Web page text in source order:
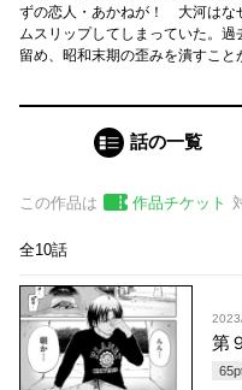
ずの恋人・あかねが！ 大河はな
ムスリップしてしまっていた。
留め、昭和末期の歪みを潰すこと
話の一覧
この作品は 作品チケット
全10話
第
65